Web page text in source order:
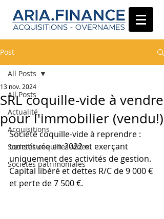
Post
All Posts
Actualité
Acquisitions
Societés coquilles-vides
Sociétés patrimoniales
All Posts
SRL coquille-vide à vendre
pour l'immobilier (vendu!)
13 nov. 2024
Société coquille-vide à reprendre :
constituée en 2022 et exerçant
uniquement des activités de gestion.
Capital libéré et dettes R/C de 9 000 €
et perte de 7 500 €.